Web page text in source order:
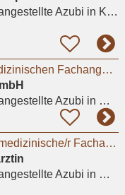
Azubi in Köln
Ausbildung zur Tiermedizinischen Fachangestellten (m/w/d) 2026 - Mönchengladbach / Bökelberg
Azubi in Mönchengladbach
Ausbildung 2026 - Tiermedizinische/r Fachangestellte/r (w/m/d).
Azubi in Meerbusch, Büderich